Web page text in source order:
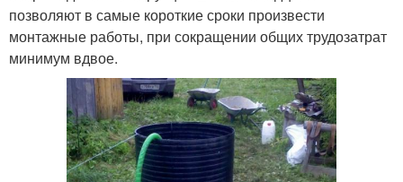
позволяют в самые короткие сроки произвести
монтажные работы, при сокращении общих трудозатрат
минимум вдвое.